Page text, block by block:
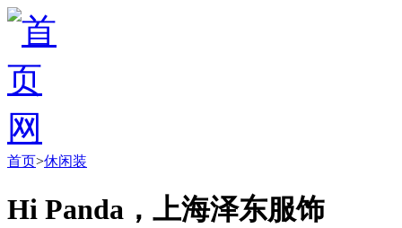
首页>休闲装
Hi Panda，上海泽东服饰